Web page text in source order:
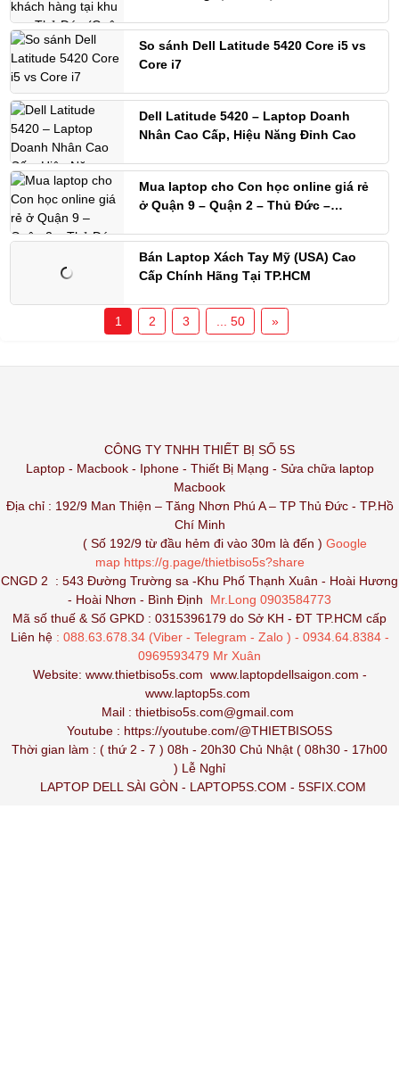
So sánh Dell Latitude 5420 Core i5 vs
Core i7
Dell Latitude 5420 – Laptop Doanh
Nhân Cao Cấp, Hiệu Năng Đỉnh Cao
Mua laptop cho Con học online giá rẻ
ở Quận 9 – Quận 2 – Thủ Đức –
Bán Laptop Xách Tay Mỹ (USA) Cao
Cấp Chính Hãng Tại TP.HCM
1 2 3 ... 50 »
CÔNG TY TNHH THIẾT BỊ SỐ 5S
Laptop - Macbook - Iphone - Thiết Bị Mạng - Sửa chữa laptop
Macbook
Địa chỉ : 192/9 Man Thiện – Tăng Nhơn Phú A – TP Thủ Đức - TP.Hồ
Chí Minh
( Số 192/9 từ đầu hẻm đi vào 30m là đến ) Google
map https://g.page/thietbiso5s?share
CNGD 2 : 543 Đường Trường sa -Khu Phố Thạnh Xuân - Hoài Hương
- Hoài Nhơn - Bình Định
Mr.Long 0903584773
Mã số thuế & Số GPKD : 0315396179 do Sở KH - ĐT TP.HCM cấp
Liên hệ : 088.63.678.34 (Viber - Telegram - Zalo ) - 0934.64.8384 -
0969593479 Mr Xuân
Website: www.thietbiso5s.com www.laptopdellsaigon.com -
www.laptop5s.com
Mail : thietbiso5s.com@gmail.com
Youtube : https://youtube.com/@THIETBISO5S
Thời gian làm : ( thứ 2 - 7 ) 08h - 20h30 Chủ Nhật ( 08h30 - 17h00
) Lễ Nghỉ
LAPTOP DELL SÀI GÒN - LAPTOP5S.COM - 5SFIX.COM